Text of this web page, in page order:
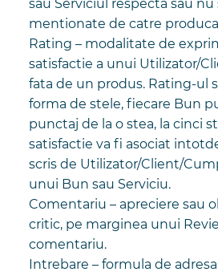
sau Serviciul respecta sau
mentionate de catre
Rating – modalitate de
satisfactie a unui Utilizator/
fata de un produs. Rating-ul
forma de stele, fiecare Bun
punctaj de la o stea, la cinci
satisfactie va fi asociat
scris de Utilizator/Client/
unui Bun sau Serviciu.
Comentariu – apreciere sau
critic, pe marginea unui
comentariu.
Intrebare – formula de